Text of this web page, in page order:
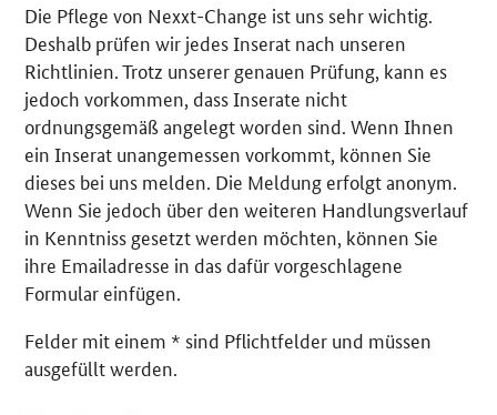
Die Pflege von Nexxt-Change ist uns sehr wichtig.
Deshalb prüfen wir jedes Inserat nach unseren
Richtlinien. Trotz unserer genauen Prüfung, kann es
jedoch vorkommen, dass Inserate nicht
ordnungsgemäß angelegt worden sind. Wenn Ihnen
ein Inserat unangemessen vorkommt, können Sie
dieses bei uns melden. Die Meldung erfolgt anonym.
Wenn Sie jedoch über den weiteren Handlungsverlauf
in Kenntniss gesetzt werden möchten, können Sie
ihre Emailadresse in das dafür vorgeschlagene
Formular einfügen.
Felder mit einem * sind Pflichtfelder und müssen
ausgefüllt werden.